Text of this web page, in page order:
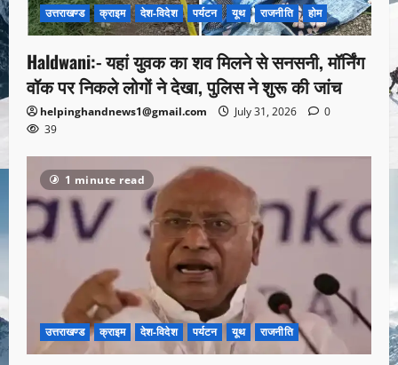
उत्तराखण्ड क्राइम देश-विदेश पर्यटन यूथ राजनीति होम
Haldwani:- यहां युवक का शव मिलने से सनसनी, मॉर्निंग
वॉक पर निकले लोगों ने देखा, पुलिस ने शुरू की जांच
helpinghandnews1@gmail.com July 31, 2026
0
39
1 minute read
उत्तराखण्ड क्राइम देश-विदेश पर्यटन यूथ राजनीति